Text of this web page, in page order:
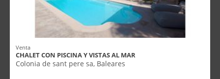
Venta
CHALET CON PISCINA Y VISTAS AL MAR
Colonia de sant pere sa, Baleares